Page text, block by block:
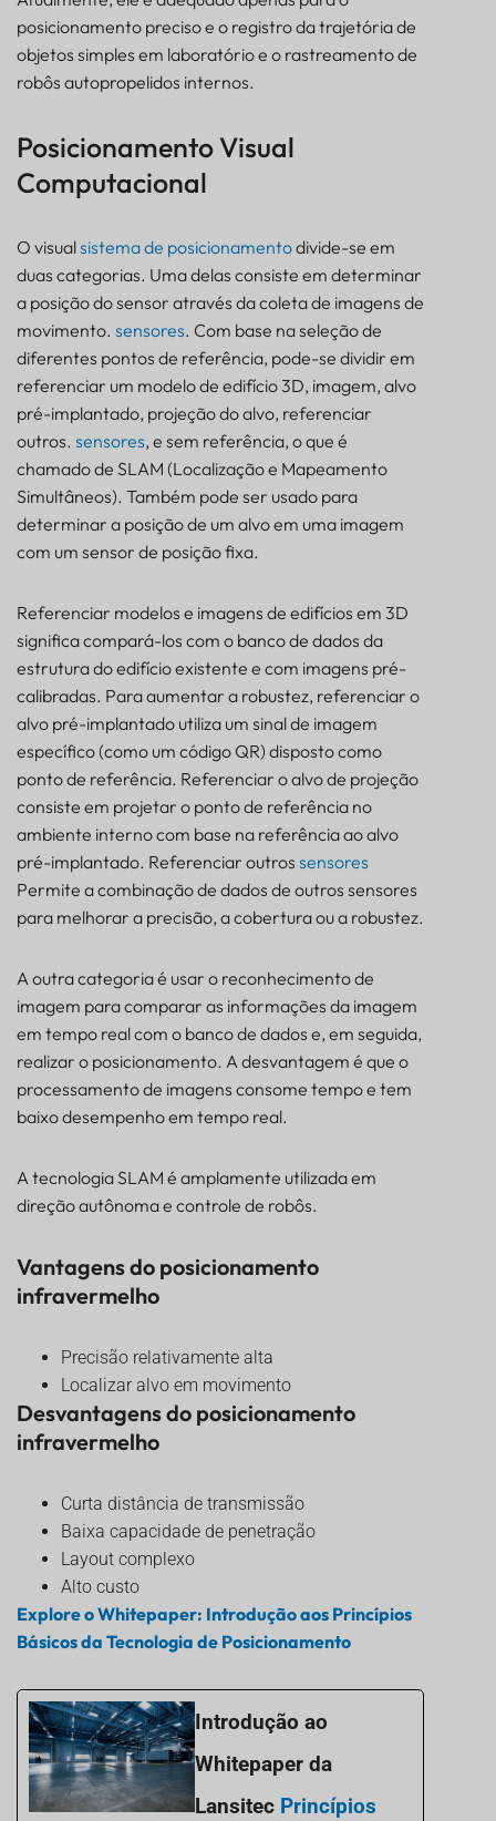
posicionamento preciso e o registro da trajetória de
objetos simples em laboratório e o rastreamento de
robôs autopropelidos internos.
Posicionamento Visual
Computacional
O visualsistema de posicionamentodivide-se em
duas categorias. Uma delas consiste em determinar
a posição do sensor através da coleta de imagens de
movimento. sensores. Com base na seleção de
diferentes pontos de referência, pode-se dividir em
referenciar um modelo de edifício 3D, imagem, alvo
pré-implantado, projeção do alvo, referenciar
outros. sensores, e sem referência, o que é
chamado de SLAM (Localização e Mapeamento
Simultâneos). Também pode ser usado para
determinar a posição de um alvo em uma imagem
com um sensor de posição fixa.
Referenciar modelos e imagens de edifícios em 3D
significa compará-los com o banco de dados da
estrutura do edifício existente e com imagens pré-
calibradas. Para aumentar a robustez, referenciar o
alvo pré-implantado utiliza um sinal de imagem
específico (como um código QR) disposto como
ponto de referência. Referenciar o alvo de projeção
consiste em projetar o ponto de referência no
ambiente interno com base na referência ao alvo
pré-implantado. Referenciar outros sensores
Permite a combinação de dados de outros sensores
para melhorar a precisão, a cobertura ou a robustez.
A outra categoria é usar o reconhecimento de
imagem para comparar as informações da imagem
em tempo real com o banco de dados e, em seguida,
realizar o posicionamento. A desvantagem é que o
processamento de imagens consome tempo e tem
baixo desempenho em tempo real.
A tecnologia SLAM é amplamente utilizada em
direção autônoma e controle de robôs.
Vantagens do posicionamento
infravermelho
Precisão relativamente alta
Localizar alvo em movimento
Desvantagens do posicionamento
infravermelho
Curta distância de transmissão
Baixa capacidade de penetração
Layout complexo
Alto custo
Explore o Whitepaper: Introdução aos Princípios
Básicos da Tecnologia de Posicionamento
Introdução ao
Whitepaper da
Lansitec Princípios